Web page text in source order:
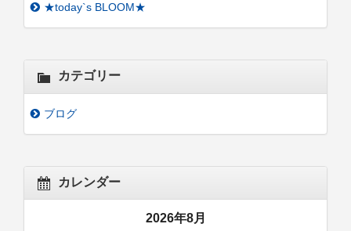
★today`s BLOOM★
カテゴリー
ブログ
カレンダー
2026年8月